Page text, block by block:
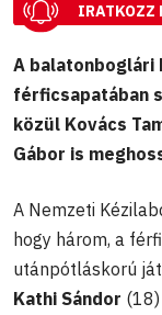
IRATKOZZ
A balatonboglári
férficsapatában
közül Kovács
Gábor is
A Nemzeti
hogy három, a
utánpótláskorú
Kathi Sándor